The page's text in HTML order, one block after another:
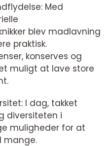
Med
blev madlavning
praktisk.
konserves og
muligt at lave store
I dag, takket
diversiteten i
muligheder for at
mange.